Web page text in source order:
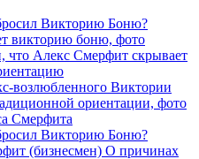
Викторию Боню?
викторию боню, фото
что Алекс Смерфит скрывает
возлюбленного Виктории
ориентации, фото
Смерфита
Викторию Боню?
(бизнесмен) О причинах